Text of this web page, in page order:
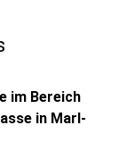
im Bereich
in Marl-